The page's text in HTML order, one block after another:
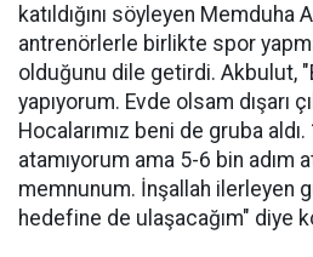
katıldığını söyleyen
antrenörlerle birlikte spor
olduğunu dile getirdi. Akbulut,
yapıyorum. Evde olsam dışarı
Hocalarımız beni de gruba aldı.
atamıyorum ama 5-6 bin adım
memnunum. İnşallah ilerleyen
hedefine de ulaşacağım" diye